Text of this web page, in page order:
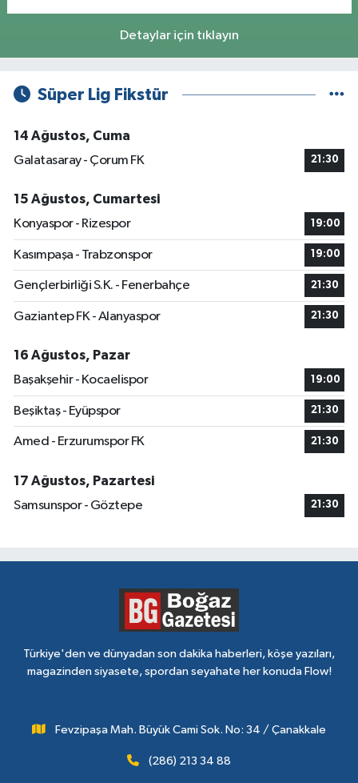
Detaylar için tıklayın
Süper Lig Fikstür
14 Ağustos, Cuma
Galatasaray - Çorum FK
21:30
15 Ağustos, Cumartesi
Konyaspor - Rizespor
19:00
Kasımpaşa - Trabzonspor 19:00
Gençlerbirliği S.K. - Fenerbahçe 21:30
Gaziantep FK - Alanyaspor 21:30
16 Ağustos, Pazar
Başakşehir - Kocaelispor
19:00
Beşiktaş - Eyüpspor 21:30
Amed - Erzurumspor FK 21:30
17 Ağustos, Pazartesi
Samsunspor - Göztepe
21:30
Türkiye'den ve dünyadan son dakika haberleri, köşe yazıları,
magazinden siyasete, spordan seyahate her konuda Flow!
Fevzipaşa Mah. Büyük Cami Sok. No: 34 / Çanakkale
(286) 213 34 88